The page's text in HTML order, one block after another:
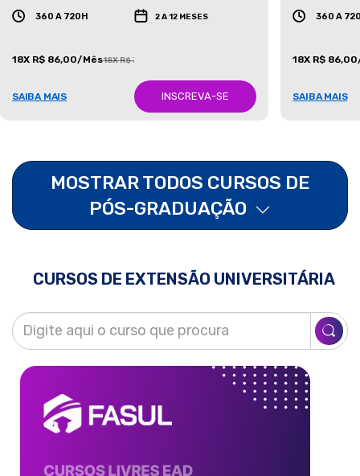
360 A 720H 2 A 12 MESES
18X R$ 86,00/Mês18X R$ 387,00/Mês
SAIBA MAIS INSCREVA-SE
360 A
18X R$
SAIBA MAIS
MOSTRAR TODOS CURSOS DE
PÓS-GRADUAÇÃO
CURSOS DE EXTENSÃO UNIVERSITÁRIA